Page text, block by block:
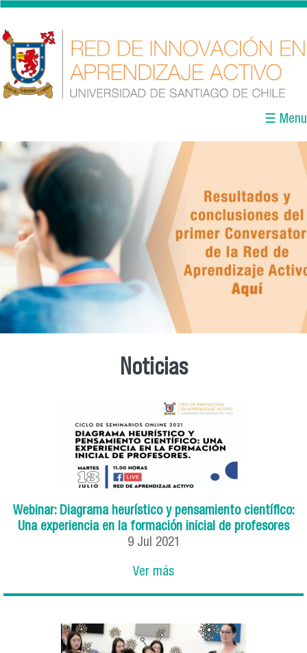
Pasar al contenido principal
☰ Menu
Noticias
Webinar: Diagrama heurístico y pensamiento científico:
Una experiencia en la formación inicial de profesores
9 Jul 2021
Ver más